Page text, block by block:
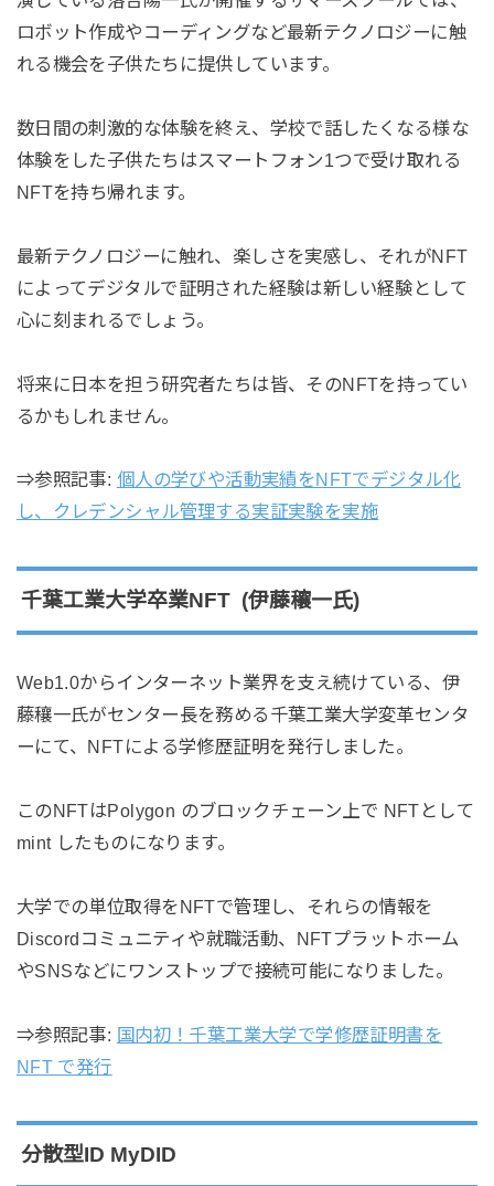
ロボット作成やコーディングなど最新テクノロジーに触
れる機会を子供たちに提供しています。
数日間の刺激的な体験を終え、学校で話したくなる様な
体験をした子供たちはスマートフォン1つで受け取れる
NFTを持ち帰れます。
最新テクノロジーに触れ、楽しさを実感し、それがNFT
によってデジタルで証明された経験は新しい経験として
心に刻まれるでしょう。
将来に日本を担う研究者たちは皆、そのNFTを持ってい
るかもしれません。
⇒参照記事: 個人の学びや活動実績をNFTでデジタル化
し、クレデンシャル管理する実証実験を実施
千葉工業大学卒業NFT (伊藤穰一氏)
Web1.0からインターネット業界を支え続けている、伊
藤穰一氏がセンター長を務める千葉工業大学変革センタ
ーにて、NFTによる学修歴証明を発行しました。
このNFTはPolygon のブロックチェーン上で NFTとして
mint したものになります。
大学での単位取得をNFTで管理し、それらの情報を
Discordコミュニティや就職活動、NFTプラットホーム
やSNSなどにワンストップで接続可能になりました。
⇒参照記事: 国内初！千葉工業大学で学修歴証明書を
NFT で発行
分散型ID MyDID